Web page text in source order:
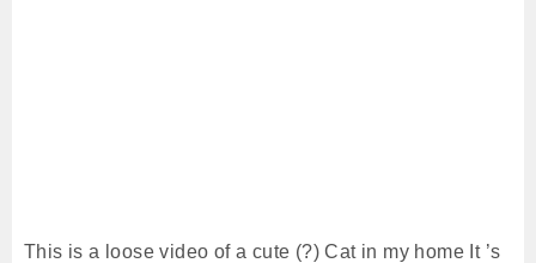
This is a loose video of a cute (?) Cat in my home It ’s